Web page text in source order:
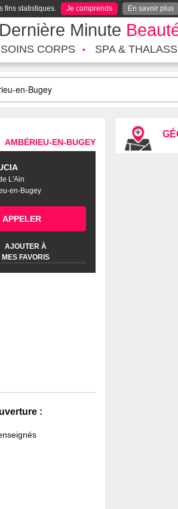
fins statistiques. Je comprends En savoir plus
Minute
SOINS CORPS SPA &
AMBÉRIEU-EN-BUGEY
L'Ain
en-Bugey
APPELER
AJOUTER À
MES FAVORIS
: